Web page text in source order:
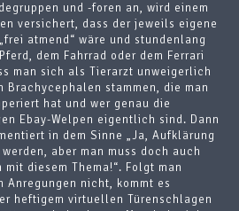
und -foren an, wird einem
versichert, dass der jeweils eigene
atmend“ wäre und stundenlang
dem Fahrrad oder dem Ferrari
man sich als Tierarzt unweigerlich
Brachycephalen stammen, die man
hat und wer genau die
Ebay-Welpen eigentlich sind. Dann
in dem Sinne „Ja, Aufklärung
aber man muss doch auch
diesem Thema!“. Folgt man
Anregungen nicht, kommt es
heftigem virtuellen Türenschlagen